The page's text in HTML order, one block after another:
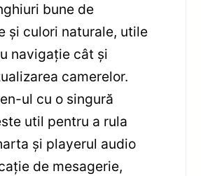
bune de
și culori naturale, utile
navigație cât și
camerelor.
ul cu o singură
util pentru a rula
și playerul audio
de mesagerie,